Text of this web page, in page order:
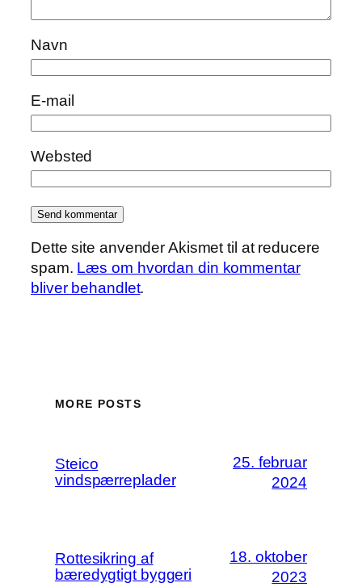
Navn
E-mail
Websted
Dette site anvender Akismet til at reducere
spam. Læs om hvordan din kommentar
bliver behandlet.
MORE POSTS
Steico
vindspærreplader
25. februar
2024
Rottesikring af
bæredygtigt byggeri
18. oktober
2023